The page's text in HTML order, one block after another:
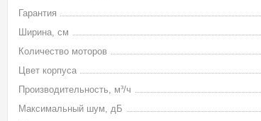
Гарантия
Ширина, см
Количество моторов
Цвет корпуса
Производительность, м³/ч
Максимальный шум, дБ